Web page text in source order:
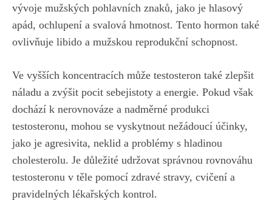
vývoje mužských pohlavních znaků, jako je hlasový
apád, ochlupení a svalová hmotnost. Tento ‌hormon‍ také
ovlivňuje‍ libido a mužskou reprodukční schopnost.
Ve ⁢vyšších koncentracích může​ testosteron také zlepšit⁢
náladu a zvýšit pocit sebejistoty a energie.⁤ Pokud však
dochází k nerovnováze a nadměrné⁣ produkci⁤
testosteronu, ‍mohou ⁢se vyskytnout nežádoucí účinky,
jako ​je​ agresivita, neklid a problémy ⁢s hladinou⁢
cholesterolu. Je ⁢důležité udržovat správnou rovnováhu
testosteronu⁤ v těle pomocí ‍zdravé stravy, cvičení a
pravidelných​ lékařských kontrol.